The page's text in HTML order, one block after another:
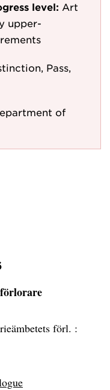
level: Art
upper-
Pass,
of
förl. :